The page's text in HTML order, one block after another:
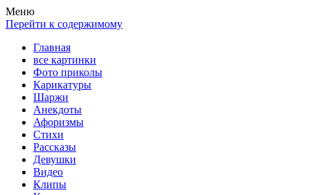
Весела хата — прикольные картинки, смешные истории,
клипы!
Покажем всем ваши фото приколы, карикатуры, шаржи, стихи,
рассказы, видео и песни!
Меню
Перейти к содержимому
Главная
все картинки
Фото приколы
Карикатуры
Шаржи
Анекдоты
Афоризмы
Стихи
Рассказы
Девушки
Видео
Клипы